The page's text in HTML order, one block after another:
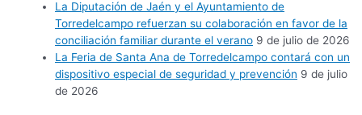
La Diputación de Jaén y el Ayuntamiento de
Torredelcampo refuerzan su colaboración en favor de la
conciliación familiar durante el verano 9 de julio de 2026
La Feria de Santa Ana de Torredelcampo contará con un
dispositivo especial de seguridad y prevención 9 de julio
de 2026